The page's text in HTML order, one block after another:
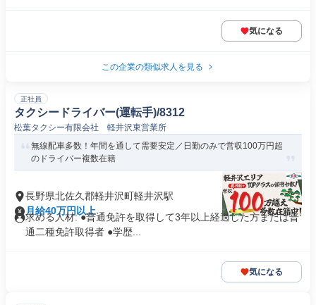
気になる
この企業の類似求人を見る
正社員
タクシードライバー(運転手)/8312
松葉タクシー有限会社 軽井沢東営業所
無線配車多数！年間を通して需要安定／日勤のみで営収100万円超
のドライバー複数在籍
長野県北佐久郡軽井沢町軽井沢駅
月給40万円以上
求める人材: ●普通免許を取得して3年以上経過した方または普
通二種免許取得者 ●学歴...
気になる